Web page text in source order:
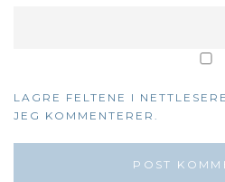
LAGRE FELTENE I
JEG KOMMENTERER.